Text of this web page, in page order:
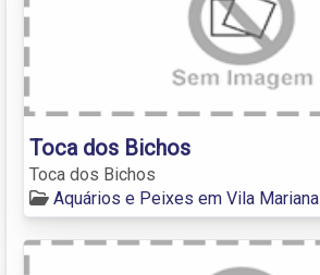
Toca dos Bichos
Toca dos Bichos
Aquários e Peixes em Vila Mariana